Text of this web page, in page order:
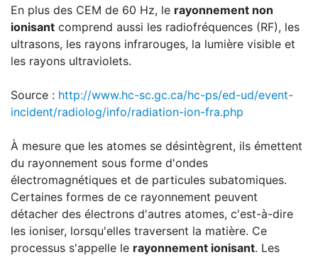
En plus des CEM de 60 Hz, le rayonnement non
ionisant comprend aussi les radiofréquences (RF), les
ultrasons, les rayons infrarouges, la lumière visible et
les rayons ultraviolets.
Source : http://www.hc-sc.gc.ca/hc-ps/ed-ud/event-
incident/radiolog/info/radiation-ion-fra.php
À mesure que les atomes se désintègrent, ils émettent
du rayonnement sous forme d'ondes
électromagnétiques et de particules subatomiques.
Certaines formes de ce rayonnement peuvent
détacher des électrons d'autres atomes, c'est-à-dire
les ioniser, lorsqu'elles traversent la matière. Ce
processus s'appelle le rayonnement ionisant. Les